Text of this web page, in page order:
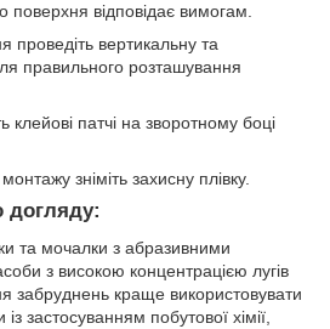
відповідає вимогам.
проведіть вертикальну та
правильного розташування
клейові патчі на зворотному боці
зніміть захисну плівку.
догляду:
та мочалки з абразивними
з високою концентрацією лугів
забруднень краще використовувати
із застосуванням побутової хімії,